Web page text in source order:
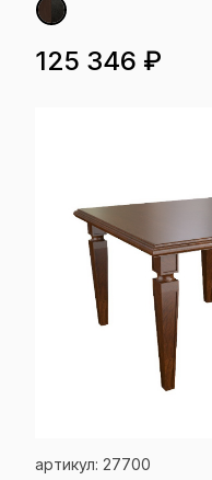
125 346 ₽
артикул: 27700